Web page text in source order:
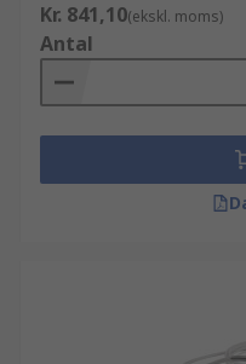
Kr. 841,10(ekskl. moms)
Antal